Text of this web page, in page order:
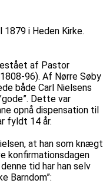
1879 i Heden Kirke.
af Pastor
96). Af Nørre Søby
både Carl Nielsens
Dette var
opnå dispensation til
fyldt 14 år.
at han som knægt
konfirmationsdagen
tid har han selv
Barndom”: